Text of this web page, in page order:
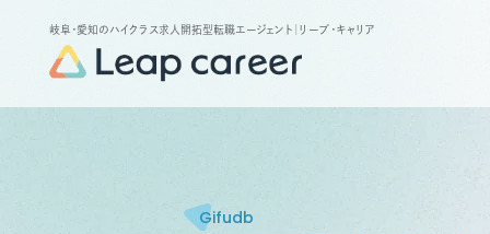
岐阜・愛知のハイクラス求人開拓型転職エージェント ｜リープ・キャリア
Gifudb